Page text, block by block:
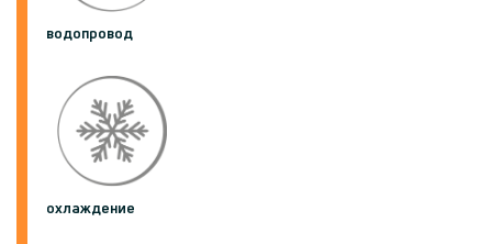
водопровод
охлаждение